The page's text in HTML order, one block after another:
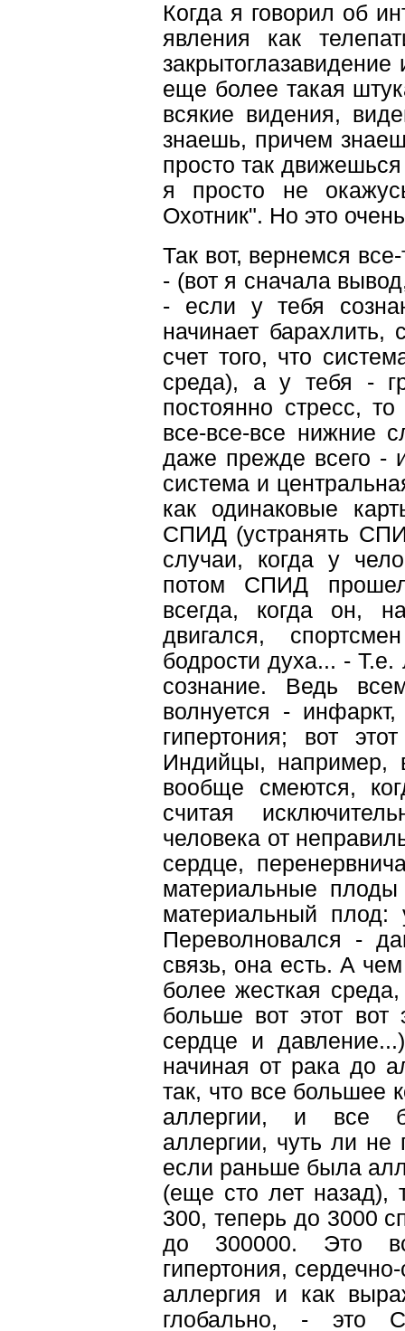
Когда я говорил об
явления как
еще более такая
всякие видения,
знаешь, причем
просто так
я просто не
Охотник". Но это
Так вот, вернемся
- (вот я сначала
- если у тебя
начинает барахлить,
счет того, что
среда), а у тебя -
постоянно стресс,
все-все-все нижние
даже прежде всего -
система и
как одинаковые
СПИД (устранять
случаи, когда у
потом СПИД
всегда, когда он,
двигался,
бодрости духа... -
сознание. Ведь
волнуется -
гипертония; вот
Индийцы, например,
вообще смеются,
считая
человека от
сердце,
материальные
материальный плод:
Переволновался -
связь, она есть. А
более жесткая
больше вот этот вот
сердце и
начиная от рака до
так, что все большее
аллергии, и все
аллергии, чуть ли не
если раньше была
(еще сто лет назад),
300, теперь до 3000
до 300000. Это
гипертония,
аллергия и как
глобально, - это